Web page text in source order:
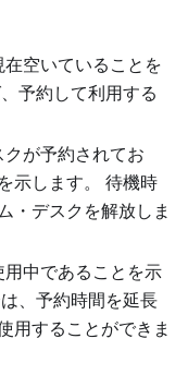
空いていることを
予約して利用する
が予約されてお
示します。 待機時
・デスクを解放しま
中であることを示
、予約時間を延長
用することができま